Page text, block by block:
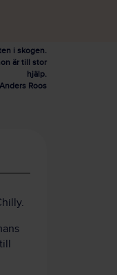
i skogen.
är till stor
hjälp.
Roos